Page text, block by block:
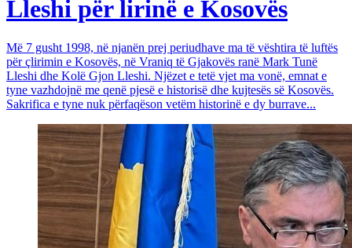
Lleshi për lirinë e Kosovës
Më 7 gusht 1998, në njanën prej periudhave ma të vështira të luftës
për çlirimin e Kosovës, në Vraniq të Gjakovës ranë Mark Tunë
Lleshi dhe Kolë Gjon Lleshi. Njëzet e tetë vjet ma vonë, emnat e
tyne vazhdojnë me qenë pjesë e historisë dhe kujtesës së Kosovës.
Sakrifica e tyne nuk përfaqëson vetëm historinë e dy burrave...